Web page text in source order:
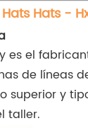
Hats -
es el
de líneas
superior y
taller.